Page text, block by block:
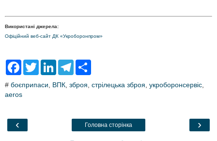
Використані джерела:
Офіційний веб-сайт ДК «Укроборонпром»
F
e
b
k
T
t
L
k
T
e
m
r
# боєприпаси ВПК зброя стрілецька зброя укроборонсервіс
aeros
‹ ›
Головна сторінка